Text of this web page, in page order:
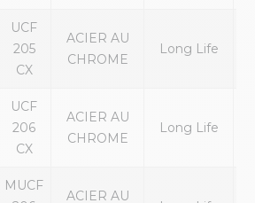
UCF
205
CX
ACIER AU
CHROME
Long Life
UCF
206
CX
ACIER AU
CHROME
Long Life
MUCF
ACIER AU